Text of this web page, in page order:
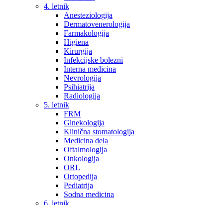
4. letnik
Anesteziologija
Dermatovenerologija
Farmakologija
Higiena
Kirurgija
Infekcijske bolezni
Interna medicina
Nevrologija
Psihiatrija
Radiologija
5. letnik
FRM
Ginekologija
Klinična stomatologija
Medicina dela
Oftalmologija
Onkologija
ORL
Ortopedija
Pediatrija
Sodna medicina
6. letnik